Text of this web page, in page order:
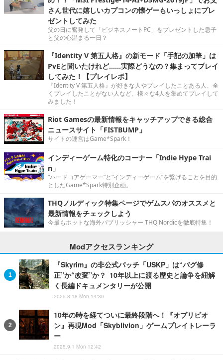
Riot Gamesの最新情報をキャッチアップできる総合
ニュースサイト「FISTBUMP」
サイトの運営はGame*Spark！
n」
“ハードコアゲーマー”と“インディーゲーム”を繋げることを目的
としたGame*Spark特別企画。
THQノルディック特集ページでゲムスパのオススメと
最新情報をチェックしよう
Modアクセスランキング
『Skyrim』の非公式パッチ「USKP」は“バグ修
正”か“改変”か？ 10年以上に渡る歴史と論争を紐解
く長編ドキュメンタリーが公開
2025.8.18 Mon 14:30
10年の時を経てついに最終段階へ！『オブリビオ
ン』再現Mod「Skyblivion」ゲームプレイトレーラ
ー
『バルダーズ・ゲート3』を「真の三人称視点」にす
るModが登場。現代的なTPS視点により新たな印象
でゲームを楽しめる
2026.7.27 Mon 14:01
ョップで悪質Modが確認される。他社から盗用の上
マルウェアDLする悪質仕様
2026.5.26 Tue 13:36